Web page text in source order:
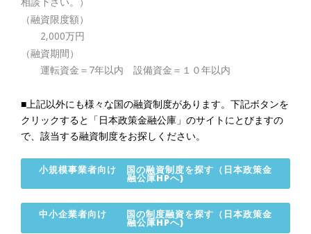
（融資限度額）
2,000万円
（融資期間）
運転資金＝7年以内 設備資金＝１０年以内
■上記以外にも様々な国の融資制度があります。下記ボタンを
クリックすると「日本政策金融公庫」のサイトにとびますの
で、該当する融資制度をお探しください。
小規模事業者向け 国の融資制度を探す（日本政策金
融公庫HPへ)
中小企業者向け 国の制度融資を探す（日本政策金
融公庫HPへ)